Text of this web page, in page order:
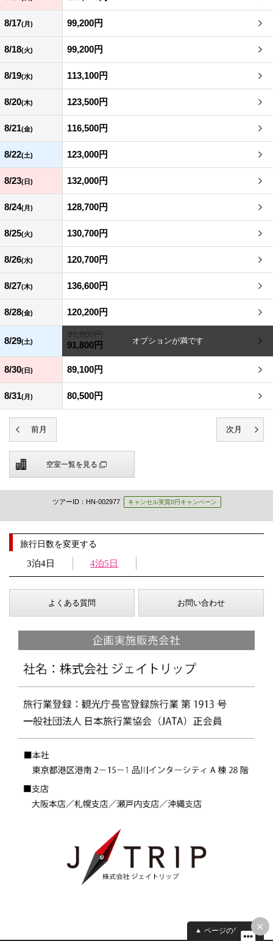
8/17(月) 99,200円
8/18(火) 99,200円
8/19(水) 113,100円
8/20(木) 123,500円
8/21(金) 116,500円
8/22(土) 123,000円
8/23(日) 132,000円
8/24(月) 128,700円
8/25(火) 130,700円
8/26(水) 120,700円
8/27(木) 136,600円
8/28(金) 120,200円
8/29(土)
91,800円
91,800円
8/30(日) 89,100円
8/31(月) 80,500円
空室一覧を見る
ツアーID：HN-002977 キャンセル実質0円キャンペーン
旅行日数を変更する
3泊4日 4泊5日
よくある質問 お問い合わせ
×
ページの先頭へ